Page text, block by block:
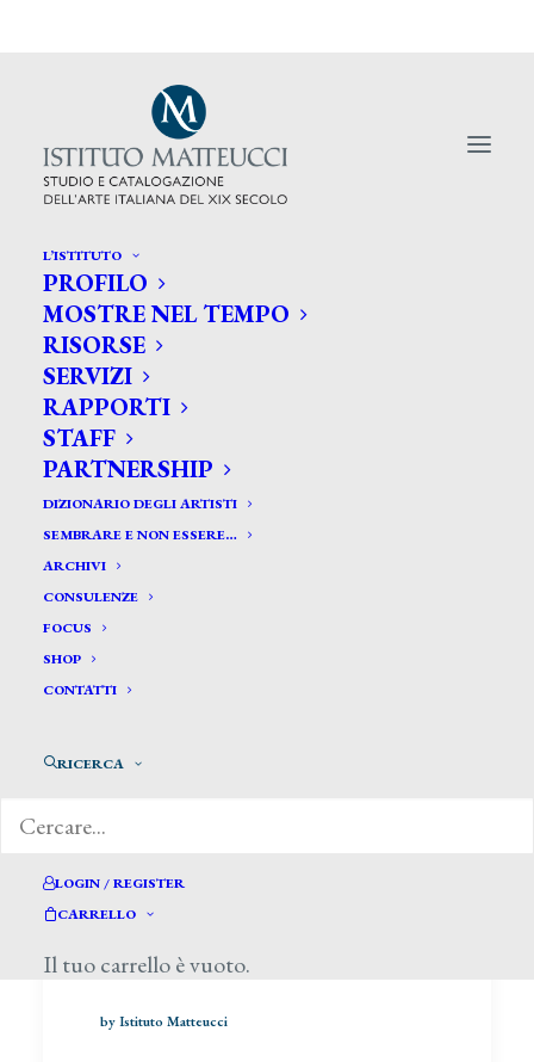
L’ISTITUTO
PROFILO
MOSTRE NEL TEMPO
RISORSE
SERVIZI
RAPPORTI
STAFF
PARTNERSHIP
DIZIONARIO DEGLI ARTISTI
SEMBRARE E NON ESSERE…
ARCHIVI
CONSULENZE
FOCUS
SHOP
CONTATTI
RICERCA
LOGIN / REGISTER
CARRELLO
Il tuo carrello è vuoto.
Poldi Pezzoli Museo a
Tokyo con Dama del
Pollaiolo
aprile 2014
by Istituto Matteucci